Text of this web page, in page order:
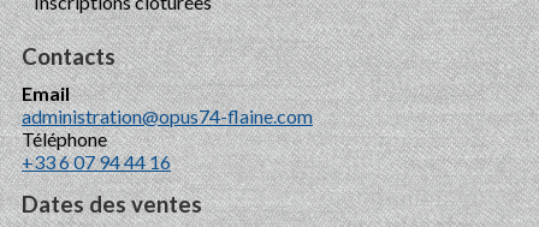
Contacts
Email
administration@opus74-flaine.com
Téléphone
+33 6 07 94 44 16
Dates des ventes